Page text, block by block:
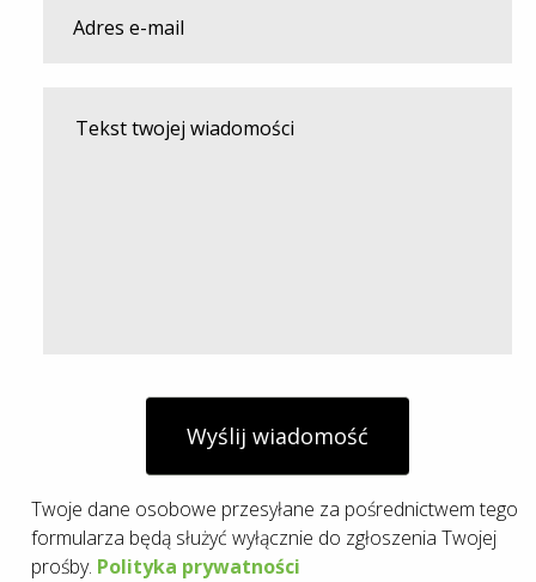
Wyślij wiadomość
Twoje dane osobowe przesyłane za pośrednictwem tego
formularza będą służyć wyłącznie do zgłoszenia Twojej
prośby. Polityka prywatności